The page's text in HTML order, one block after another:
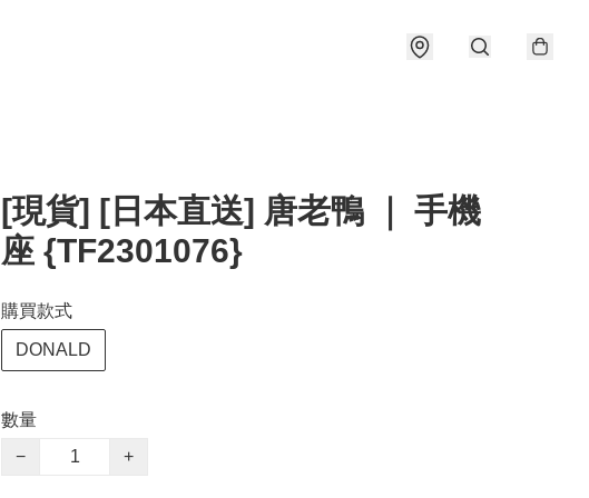
[現貨] [日本直送] 唐老鴨 ｜ 手機
座 {TF2301076}
購買款式
DONALD
數量
−
+